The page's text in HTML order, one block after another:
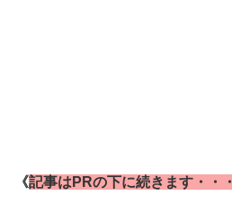
《記事はPRの下に続きます・・・